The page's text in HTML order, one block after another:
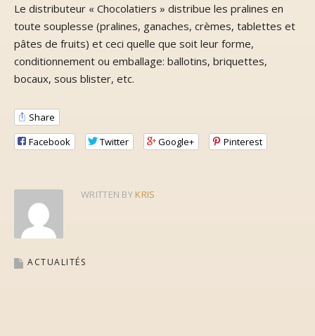
Le distributeur « Chocolatiers » distribue les pralines en
toute souplesse (pralines, ganaches, crèmes, tablettes et
pâtes de fruits) et ceci quelle que soit leur forme,
conditionnement ou emballage: ballotins, briquettes,
bocaux, sous blister, etc.
Share
Facebook
Twitter Google+ Pinterest
WRITTEN BY KRIS
ACTUALITÉS